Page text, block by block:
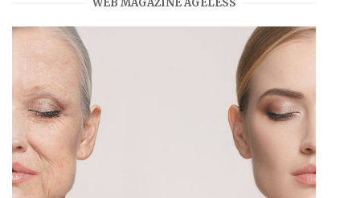
WEB MAGAZINE AGELESS